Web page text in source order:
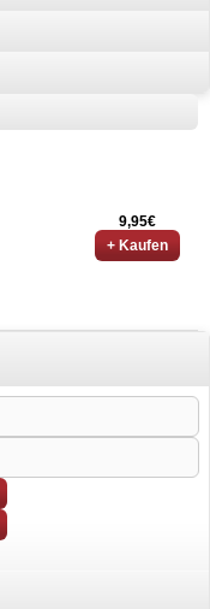
9,95€
+ Kaufen